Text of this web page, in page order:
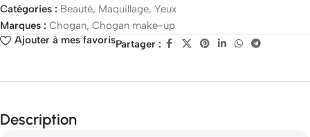
Catégories : Beauté, Maquillage, Yeux
Marques : Chogan, Chogan make-up
Ajouter à mes favorisPartager :
Description